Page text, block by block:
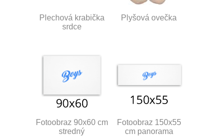
Plechová krabička
srdce
Plyšová ovečka
Fotoobraz 90x60 cm
stredný
Fotoobraz 150x55
cm panorama